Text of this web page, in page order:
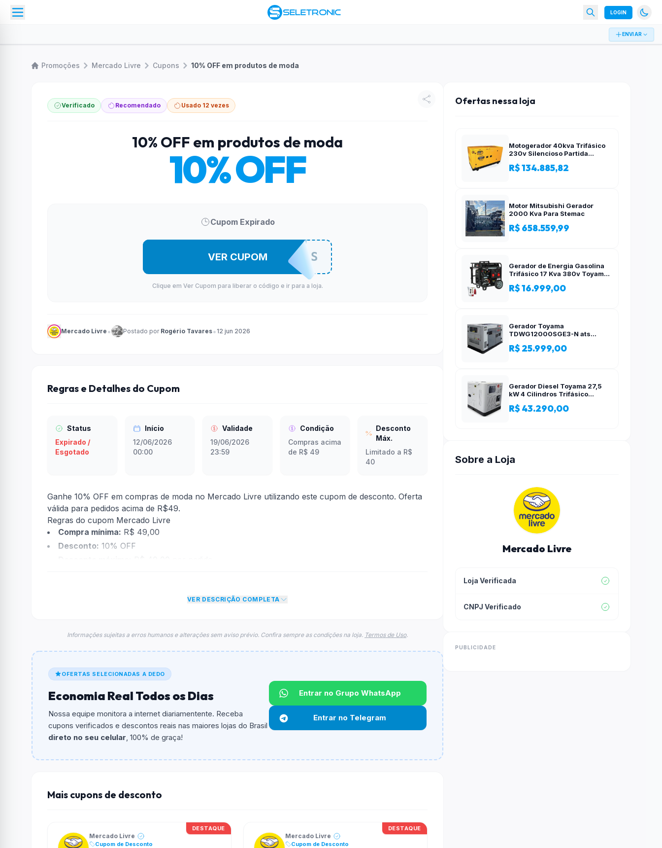
LOGIN
ENVIAR
Promoções Mercado Livre Cupons 10% OFF em produtos de moda
Verificado Recomendado Usado 12 vezes
10% OFF em produtos de moda
10% OFF
Cupom Expirado
MELHORESPROMOS
VER CUPOM
Clique em Ver Cupom para liberar o código e ir para a loja.
Mercado Livre • Postado por Rogério Tavares•12 jun 2026
Regras e Detalhes do Cupom
Status
Expirado /
Esgotado
Início
12/06/2026
00:00
Validade
19/06/2026
23:59
Condição
Compras acima
de R$ 49
Desconto
Máx.
Limitado a R$
40
Ganhe 10% OFF em compras de moda no Mercado Livre utilizando este cupom de desconto. Oferta
válida para pedidos acima de R$49.
Regras do cupom Mercado Livre
Compra mínima: R$ 49,00
Desconto: 10% OFF
dará um desconto de 10% no valor total do carrinho até
atingir o teto de R$ 40,00. Depois disso, o limite de desconto não aumenta, mesmo em grandes
Qual é o código de desconto?
O código éMELHORESPROMOS.
De quanto é o desconto?
O valor minimo de compra é R$ 49,00.
Qual é o desconto máximo?
Não necessariamente. Depende de itens participantes e alguns vendedores ou produtos especificos
podem não aceitar cupons.
VER DESCRIÇÃO COMPLETA
Informações sujeitas a erros humanos e alterações sem aviso prévio. Confira sempre as condições na loja. Termos de Uso.
OFERTAS SELECIONADAS A DEDO
Economia Real Todos os Dias
Nossa equipe monitora a internet diariamentente. Receba
cupons verificados e descontos reais nas maiores lojas do Brasil
direto no seu celular, 100% de graça!
Entrar no Grupo WhatsApp
Entrar no Telegram
Mais cupons de desconto
DESTAQUE
Mercado Livre
Cupom de Desconto
DESTAQUE
Mercado Livre
Cupom de Desconto
Ofertas nessa loja
Motogerador 40kva Trifásico
230v Silencioso Partida
R$ 134.885,82
Motor Mitsubishi Gerador
2000 Kva Para Stemac
R$ 658.559,99
Gerador de Energia Gasolina
Trifásico 17 Kva 380v Toyama
R$ 16.999,00
Gerador Toyama
TDWG12000SGE3-N ats
R$ 25.999,00
Gerador Diesel Toyama 27,5
kW 4 Cilindros Trifásico
R$ 43.290,00
Sobre a Loja
Mercado Livre
Loja Verificada
CNPJ Verificado
PUBLICIDADE